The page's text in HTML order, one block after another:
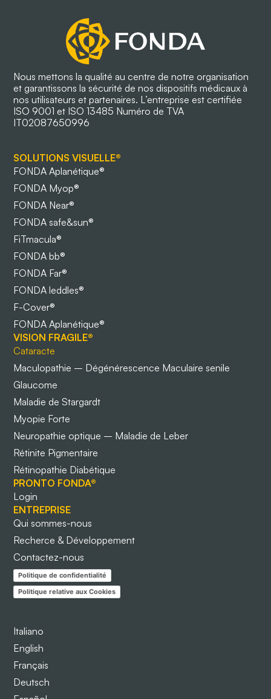
Nous mettons la qualité au centre de notre organisation
et garantissons la sécurité de nos dispositifs médicaux à
nos utilisateurs et partenaires. L’entreprise est certifiée
ISO 9001 et ISO 13485 Numéro de TVA
IT02087650996
SOLUTIONS VISUELLE®
FONDA Aplanétique®
FONDA Myop®
FONDA Near®
FONDA safe&sun®
FiTmacula®
FONDA bb®
FONDA Far®
FONDA leddles®
F-Cover®
FONDA Aplanétique®
VISION FRAGILE®
Cataracte
Maculopathie – Dégénérescence Maculaire senile
Glaucome
Maladie de Stargardt
Myopie Forte
Neuropathie optique – Maladie de Leber
Rétinite Pigmentaire
Rétinopathie Diabétique
PRONTO FONDA®
Login
ENTREPRISE
Qui sommes-nous
Recherce & Développement
Contactez-nous
Politique de confidentialité
Politique relative aux Cookies
Italiano
English
Français
Deutsch